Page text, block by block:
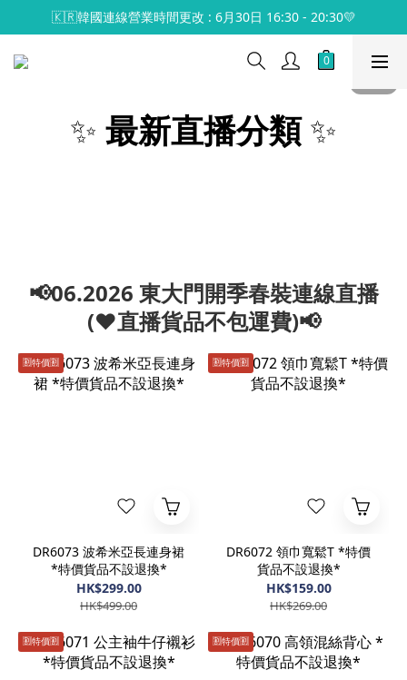
🇰🇷韓國連線營業時間更改 : 6月30日 16:30 - 20:30💛
✨ 最新直播分類✨
📢06.2026 東大門開季春裝連線直播
(♥️直播貨品不包運費)📢
🈹️特價🈹️
DR6073 波希米亞長連身裙
*特價貨品不設退換*
HK$299.00
HK$499.00
🈹️特價🈹️
DR6072 領巾寬鬆T *特價
貨品不設退換*
HK$159.00
HK$269.00
🈹️特價🈹️ 🈹️特價🈹️